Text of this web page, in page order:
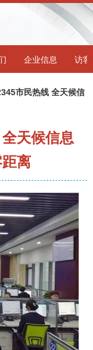
企业信息 访客
市民热线 全天候信
天候信息
离